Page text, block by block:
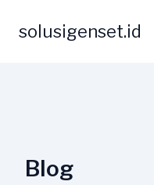
solusigenset.id
Blog